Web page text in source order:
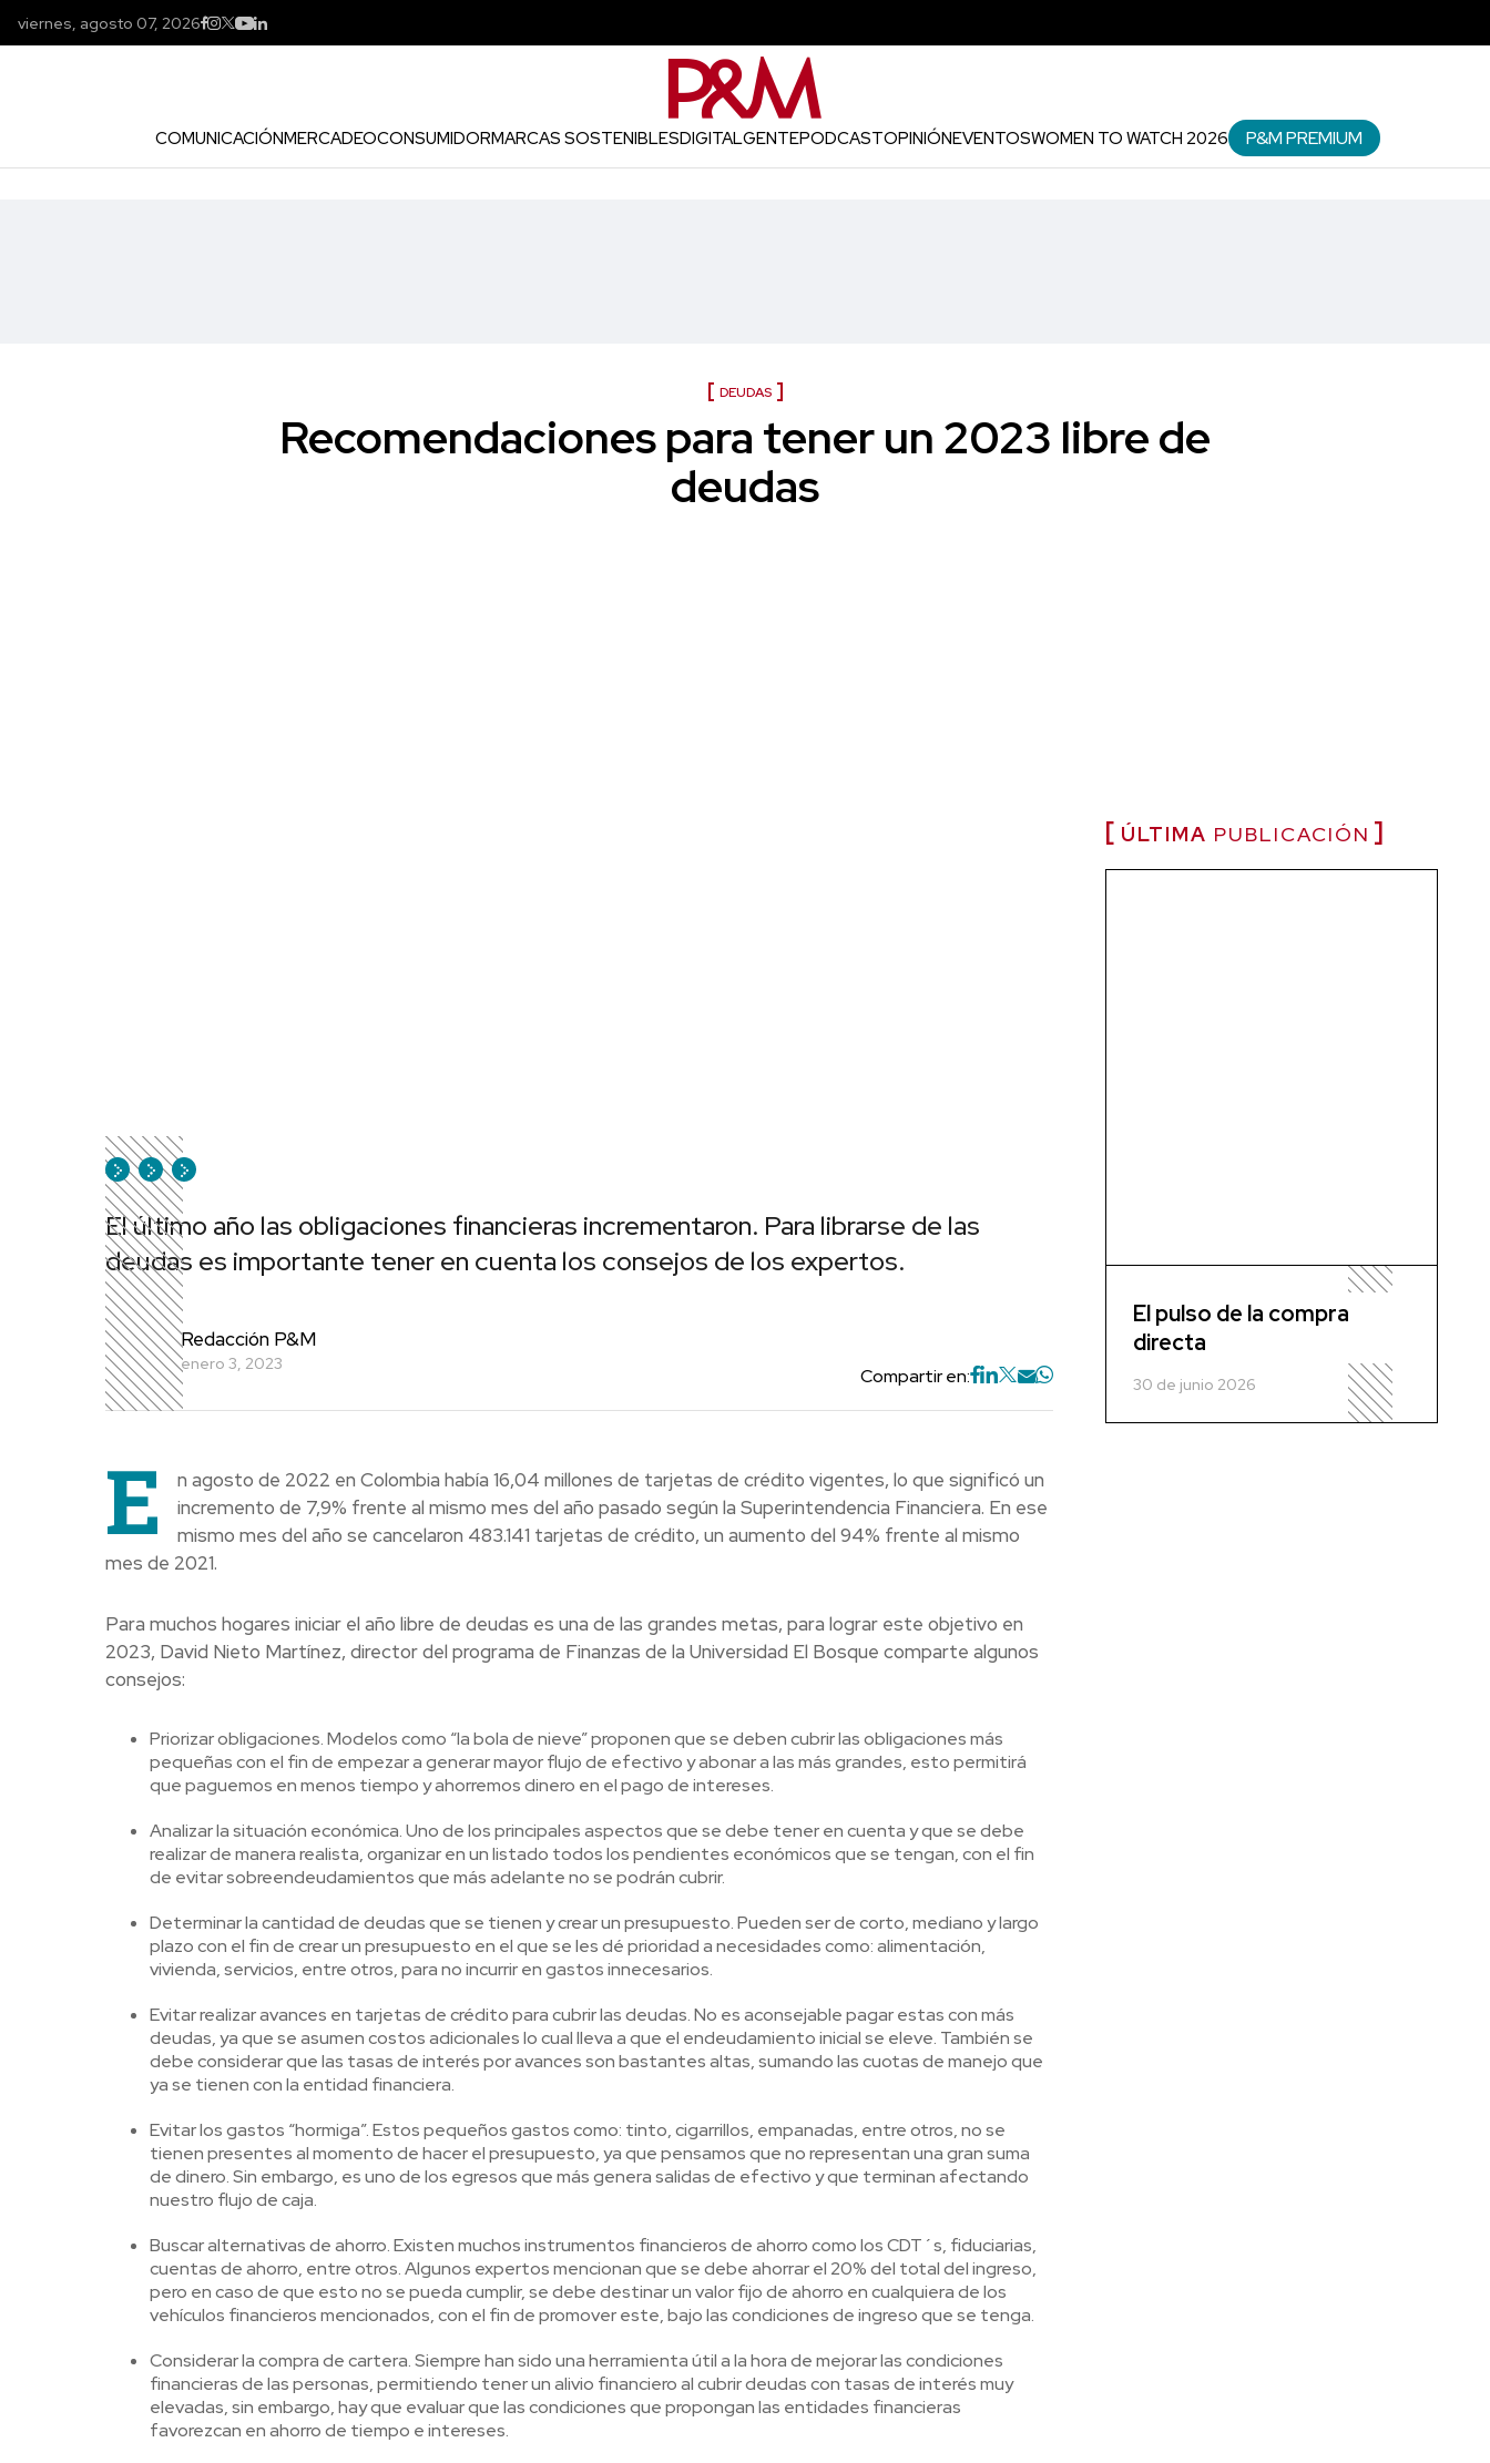
viernes, agosto 07, 2026
COMUNICACIÓNMERCADEOCONSUMIDORMARCAS SOSTENIBLESDIGITALGENTEPODCASTOPINIÓNEVENTOSWOMEN TO WATCH 2026 P&M PREMIUM
DEUDAS
Recomendaciones para tener un 2023 libre de
deudas
El último año las obligaciones financieras incrementaron. Para librarse de las
deudas es importante tener en cuenta los consejos de los expertos.
Redacción P&M
enero 3, 2023
Compartir en:
E
n agosto de 2022 en Colombia había 16,04 millones de tarjetas de crédito vigentes, lo que significó un
incremento de 7,9% frente al mismo mes del año pasado según la Superintendencia Financiera. En ese
mismo mes del año se cancelaron 483.141 tarjetas de crédito, un aumento del 94% frente al mismo
mes de 2021.
Para muchos hogares iniciar el año libre de deudas es una de las grandes metas, para lograr este objetivo en
2023, David Nieto Martínez, director del programa de Finanzas de la Universidad El Bosque comparte algunos
consejos:
Priorizar obligaciones. Modelos como “la bola de nieve” proponen que se deben cubrir las obligaciones más
pequeñas con el fin de empezar a generar mayor flujo de efectivo y abonar a las más grandes, esto permitirá
que paguemos en menos tiempo y ahorremos dinero en el pago de intereses.
Analizar la situación económica. Uno de los principales aspectos que se debe tener en cuenta y que se debe
realizar de manera realista, organizar en un listado todos los pendientes económicos que se tengan, con el fin
de evitar sobreendeudamientos que más adelante no se podrán cubrir.
Determinar la cantidad de deudas que se tienen y crear un presupuesto. Pueden ser de corto, mediano y largo
plazo con el fin de crear un presupuesto en el que se les dé prioridad a necesidades como: alimentación,
vivienda, servicios, entre otros, para no incurrir en gastos innecesarios.
Evitar realizar avances en tarjetas de crédito para cubrir las deudas. No es aconsejable pagar estas con más
deudas, ya que se asumen costos adicionales lo cual lleva a que el endeudamiento inicial se eleve. También se
debe considerar que las tasas de interés por avances son bastantes altas, sumando las cuotas de manejo que
ya se tienen con la entidad financiera.
Evitar los gastos “hormiga”. Estos pequeños gastos como: tinto, cigarrillos, empanadas, entre otros, no se
tienen presentes al momento de hacer el presupuesto, ya que pensamos que no representan una gran suma
de dinero. Sin embargo, es uno de los egresos que más genera salidas de efectivo y que terminan afectando
nuestro flujo de caja.
Buscar alternativas de ahorro. Existen muchos instrumentos financieros de ahorro como los CDT´s, fiduciarias,
cuentas de ahorro, entre otros. Algunos expertos mencionan que se debe ahorrar el 20% del total del ingreso,
pero en caso de que esto no se pueda cumplir, se debe destinar un valor fijo de ahorro en cualquiera de los
vehículos financieros mencionados, con el fin de promover este, bajo las condiciones de ingreso que se tenga.
Considerar la compra de cartera. Siempre han sido una herramienta útil a la hora de mejorar las condiciones
financieras de las personas, permitiendo tener un alivio financiero al cubrir deudas con tasas de interés muy
elevadas, sin embargo, hay que evaluar que las condiciones que propongan las entidades financieras
favorezcan en ahorro de tiempo e intereses.
ÚLTIMA PUBLICACIÓN
El pulso de la compra
directa
30 de junio 2026